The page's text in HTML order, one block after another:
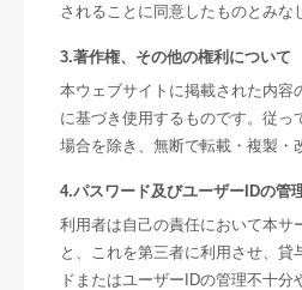
されることに同意したものとみな
3.著作権、その他の権利について
本ウェブサイトに掲載された内容
に基づき使用するものです。従
場合を除き、無断で転載・複製・
4.パスワード及びユーザーIDの管
利用者は自己の責任において本サ
と、これを第三者に利用させ、
ドまたはユーザーIDの管理不十